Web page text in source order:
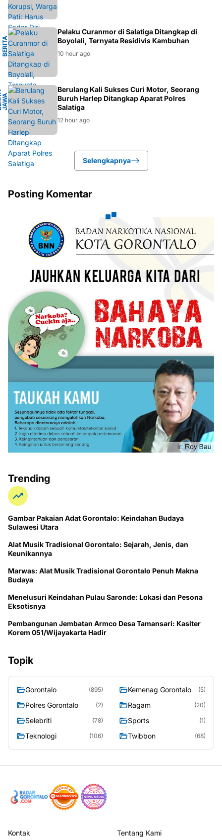
B
E
R
I
T
A
K
R
I
M
I
N
AL
Pelaku Curanmor di Salatiga Ditangkap di
Boyolali, Ternyata Residivis Kambuhan
10 hour ago
T
A
GH
Berulang Kali Sukses Curi Motor, Seorang
Buruh Harlep Ditangkap Aparat Polres
Salatiga
12 hour ago
Selengkapnya
Posting Komentar
Trending
Gambar Pakaian Adat Gorontalo: Keindahan Budaya
Sulawesi Utara
Alat Musik Tradisional Gorontalo: Sejarah, Jenis, dan
Keunikannya
Marwas: Alat Musik Tradisional Gorontalo Penuh Makna
Budaya
Menelusuri Keindahan Pulau Saronde: Lokasi dan Pesona
Eksotisnya
Pembangunan Jembatan Armco Desa Tamansari: Kasiter
Korem 051/Wijayakarta Hadir
Topik
Gorontalo (895) Kemenag Gorontalo (5)
Polres Gorontalo (2) Ragam (20)
Selebriti (78) Sports (1)
Teknologi (106) Twibbon (68)
Kontak Tentang Kami